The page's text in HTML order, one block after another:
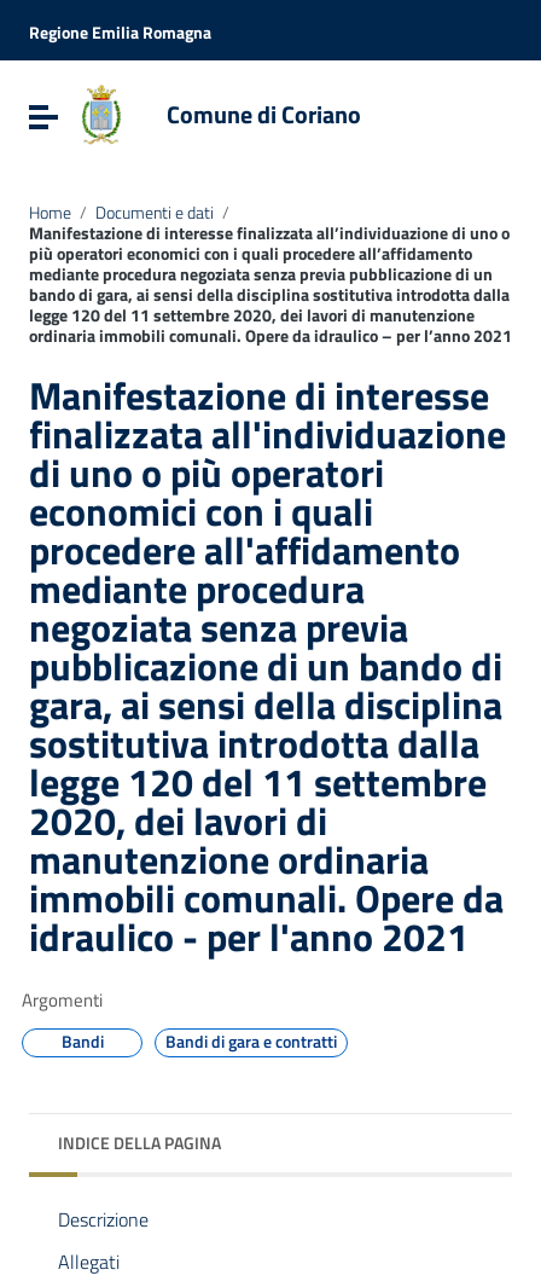
Vai al menu di navigazione
Vai al footer
Regione Emilia Romagna
Attiva / disattiva la navigazione
Comune di Coriano
Home / Documenti e dati /
Manifestazione di interesse finalizzata all’individuazione di uno o
più operatori economici con i quali procedere all’affidamento
mediante procedura negoziata senza previa pubblicazione di un
bando di gara, ai sensi della disciplina sostitutiva introdotta dalla
legge 120 del 11 settembre 2020, dei lavori di manutenzione
ordinaria immobili comunali. Opere da idraulico – per l’anno 2021
Manifestazione di interesse
finalizzata all'individuazione
di uno o più operatori
economici con i quali
procedere all'affidamento
mediante procedura
negoziata senza previa
pubblicazione di un bando di
gara, ai sensi della disciplina
sostitutiva introdotta dalla
legge 120 del 11 settembre
2020, dei lavori di
manutenzione ordinaria
immobili comunali. Opere da
idraulico - per l'anno 2021
Argomenti
Bandi Bandi di gara e contratti
INDICE DELLA PAGINA
Descrizione
Allegati